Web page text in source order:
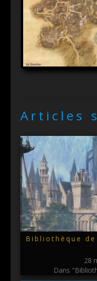
Articles
Bibliothèque
28
Dans